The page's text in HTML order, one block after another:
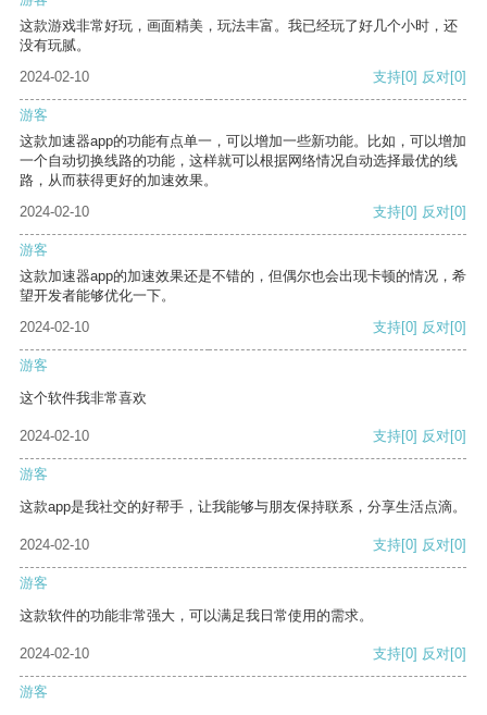
这款游戏非常好玩，画面精美，玩法丰富。我已经玩了好几个小时，还
没有玩腻。
2024-02-10
支持[0] 反对[0]
游客
这款加速器app的功能有点单一，可以增加一些新功能。比如，可以增加
一个自动切换线路的功能，这样就可以根据网络情况自动选择最优的线
路，从而获得更好的加速效果。
2024-02-10
支持[0] 反对[0]
游客
这款加速器app的加速效果还是不错的，但偶尔也会出现卡顿的情况，希
望开发者能够优化一下。
2024-02-10
支持[0] 反对[0]
游客
这个软件我非常喜欢
2024-02-10 支持[0] 反对[0]
游客
这款app是我社交的好帮手，让我能够与朋友保持联系，分享生活点滴。
2024-02-10 支持[0] 反对[0]
游客
这款软件的功能非常强大，可以满足我日常使用的需求。
2024-02-10 支持[0] 反对[0]
游客